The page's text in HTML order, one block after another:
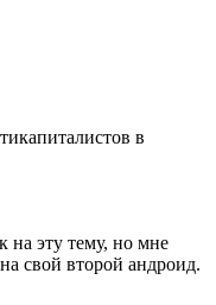
в
на эту тему, но мне
свой второй андроид.